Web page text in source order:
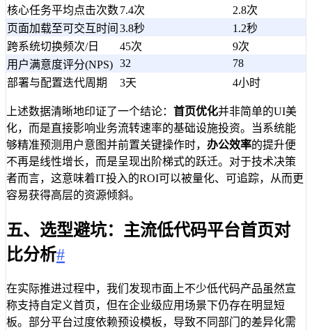
核心任务平均点击次数7.4次
2.8次
页面加载至可交互时间 3.8秒
1.2秒
跨系统切换频次/日
45次
9次
用户满意度评分(NPS) 32
78
部署与配置迭代周期
3天 4小时
上述数据清晰地印证了一个结论： 首页优化并非简单的UI美
化，而是直接影响业务流转速率的基础设施投资。当系统能
够精准预测用户意图并前置关键操作时， 办公效率的提升便
不再是线性增长，而是呈现出阶梯式的跃迁。对于技术决策
者而言，这意味着IT投入的ROI可以被量化、可追踪，从而更
容易获得高层的资源倾斜。
五、选型避坑：主流低代码平台首页对
比分析#
在实际推进过程中，我们发现市面上不少低代码产品虽然宣
称支持自定义首页，但在企业级应用场景下仍存在明显短
板。部分平台过度依赖预设模板，导致不同部门的差异化需